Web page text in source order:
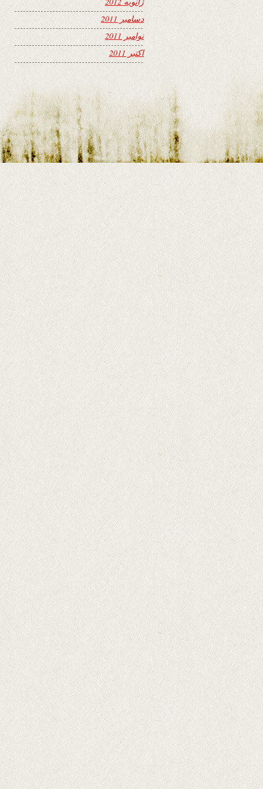
دسامبر 2011
نوامبر 2011
اکتبر 2011